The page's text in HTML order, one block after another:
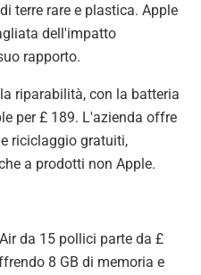
terre rare e plastica. Apple
dell'impatto
rapporto.
riparabilità, con la batteria
per £ 189. L'azienda offre
riciclaggio gratuiti,
a prodotti non Apple.
da 15 pollici parte da £
8 GB di memoria e